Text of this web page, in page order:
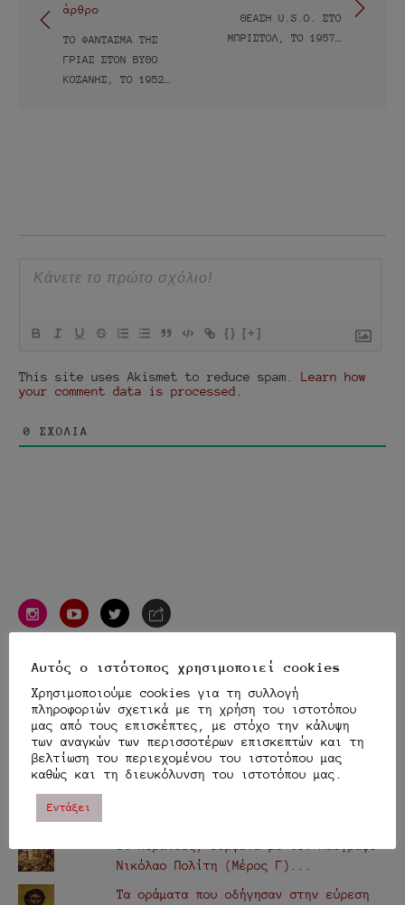
άρθρων
άρθρο
ΤΟ ΦΆΝΤΑΣΜΑ ΤΗΣ
ΓΡΙΆΣ ΣΤΟΝ ΒΥΘΌ
ΚΟΖΆΝΗΣ, ΤΟ 1952…
ΘΈΑΣΗ U.S.O. ΣΤΟ
ΜΠΡΊΣΤΟΛ, ΤΟ 1957…
{} [+]
This site uses Akismet to reduce spam. Learn how
your comment data is processed.
0 ΣΧΌΛΙΑ
instagramyoutube twittere-
TRANSLATOR
Αναζήτηση
ΔΗΜΟΦΙΛΗ
Νικόλαο Πολίτη (Μέρος Γ)...
Τα οράματα που οδήγησαν στην εύρεση
Αυτός ο ιστότοπος χρησιμοποιεί cookies
Χρησιμοποιούμε cookies για τη συλλογή
πληροφοριών σχετικά με τη χρήση του ιστοτόπου
μας από τους επισκέπτες, με στόχο την κάλυψη
των αναγκών των περισσοτέρων επισκεπτών και τη
βελτίωση του περιεχομένου του ιστοτόπου μας
καθώς και τη διευκόλυνση του ιστοτόπου μας.
Εντάξει